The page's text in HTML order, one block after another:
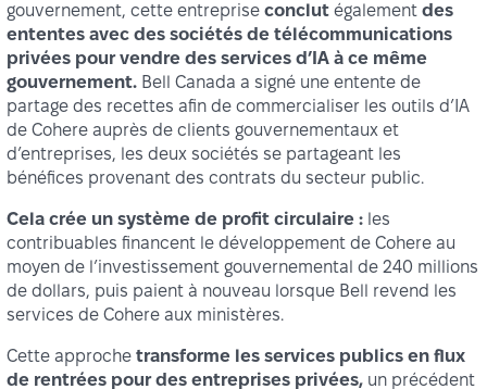
gouvernement, cette entreprise conclut également des
ententes avec des sociétés de télécommunications
privées pour vendre des services d’IA à ce même
gouvernement. Bell Canada a signé une entente de
partage des recettes afin de commercialiser les outils d’IA
de Cohere auprès de clients gouvernementaux et
d’entreprises, les deux sociétés se partageant les
bénéfices provenant des contrats du secteur public.
Cela crée un système de profit circulaire : les
contribuables financent le développement de Cohere au
moyen de l’investissement gouvernemental de 240 millions
de dollars, puis paient à nouveau lorsque Bell revend les
services de Cohere aux ministères.
Cette approche transforme les services publics en flux
de rentrées pour des entreprises privées, un précédent